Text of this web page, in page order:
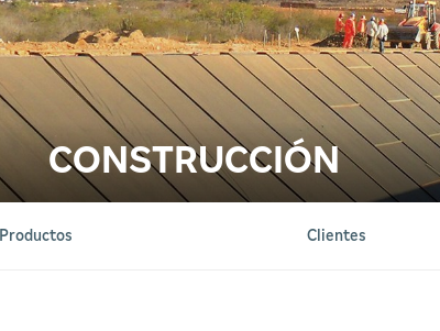
CONSTRUCCIÓN
Productos Clientes